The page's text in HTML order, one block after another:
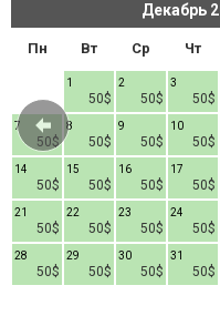
Декабрь
Пн Вт Ср Чт
50$
1
50$
2
50$
3
50$
7
50$
8
50$
9
50$
10
50$
14
50$
15
50$
16
50$
17
50$
21
50$
22
50$
23
50$
24
50$
28
50$
29
50$
30
50$
31